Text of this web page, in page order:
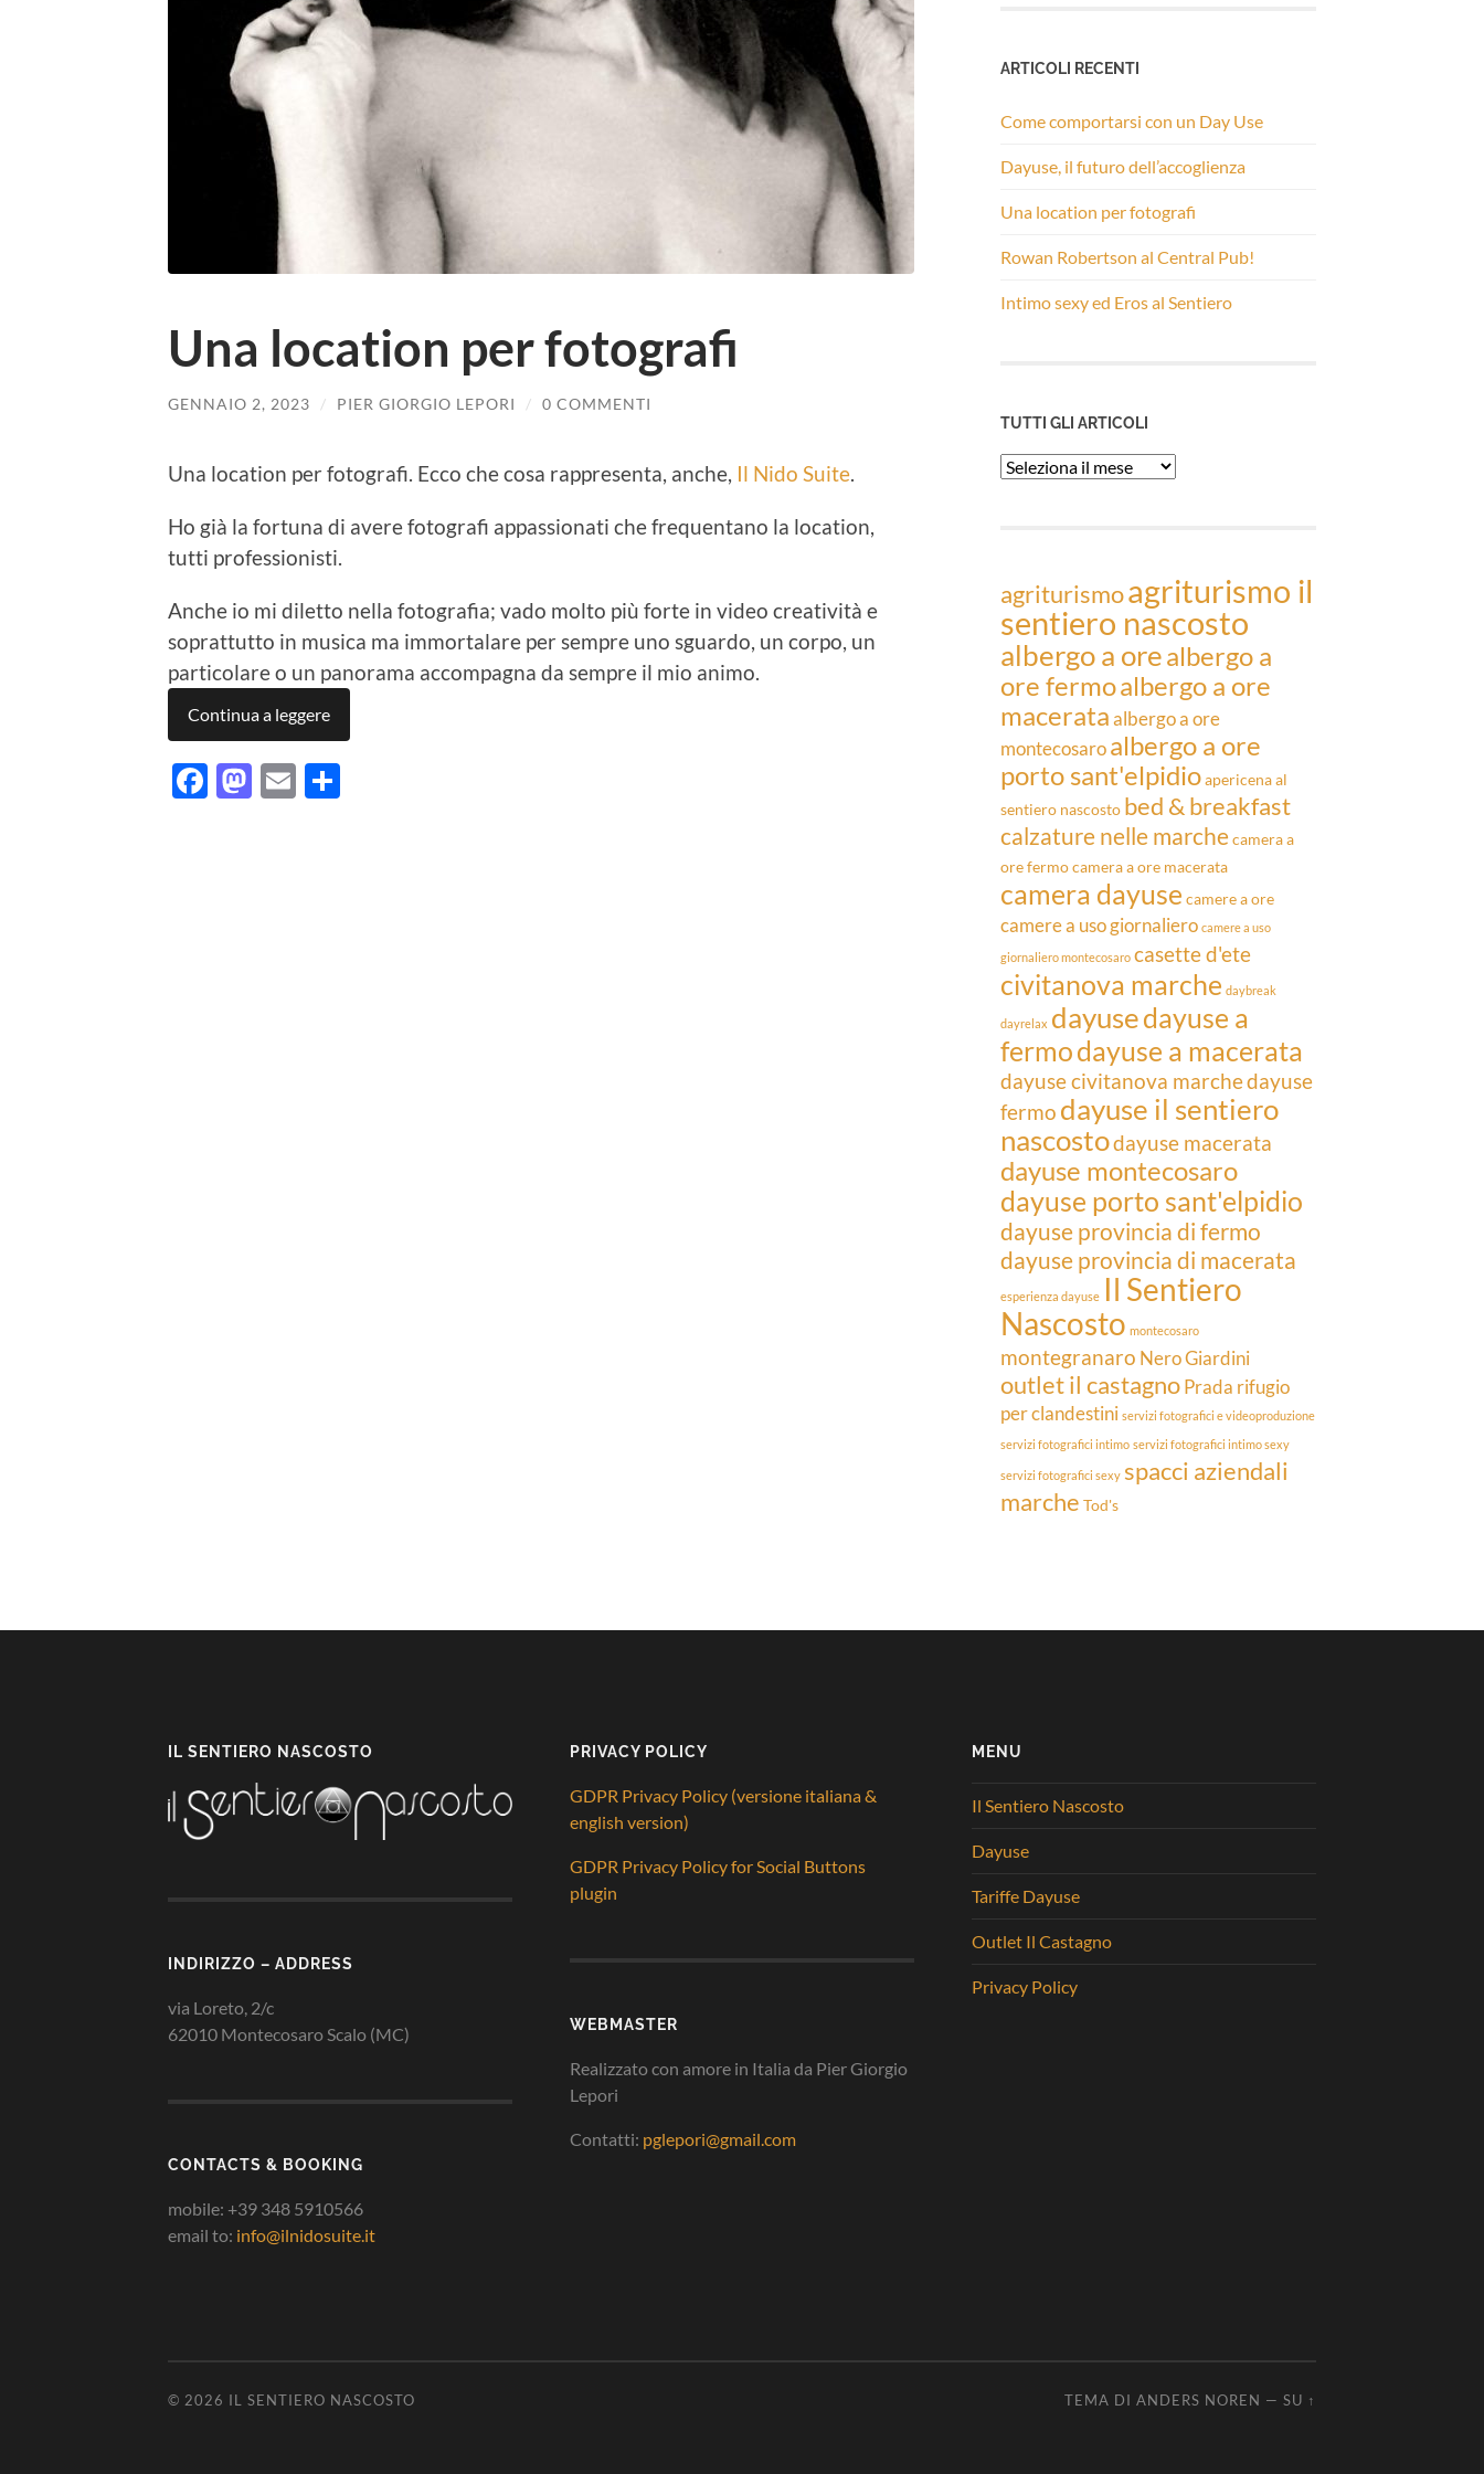
Una location per fotografi
GENNAIO 2, 2023 / PIER GIORGIO LEPORI / 0 COMMENTI
Una location per fotografi. Ecco che cosa rappresenta, anche, Il Nido Suite.
Ho già la fortuna di avere fotografi appassionati che frequentano la location,
tutti professionisti.
Anche io mi diletto nella fotografia; vado molto più forte in video creatività e
soprattutto in musica ma immortalare per sempre uno sguardo, un corpo, un
particolare o un panorama accompagna da sempre il mio animo.
Continua a leggere
Facebook
Mastodon
Email
ARTICOLI RECENTI
Come comportarsi con un Day Use
Dayuse, il futuro dell’accoglienza
Una location per fotografi
Rowan Robertson al Central Pub!
Intimo sexy ed Eros al Sentiero
TUTTI GLI ARTICOLI
Tutti
agriturismoagriturismo il
sentiero nascosto
albergo a orealbergo a
ore fermoalbergo a ore
macerataalbergo a ore
montecosaroalbergo a ore
porto sant'elpidioapericena al
sentiero nascosto bed & breakfast
calzature nelle marchecamera a
ore fermocamera a ore macerata
camera dayuse camere a ore
camere a uso giornaliero camere a uso
giornaliero montecosaro casette d'ete
civitanova marche daybreak
dayrelax dayusedayuse a
fermodayuse a macerata
dayuse civitanova marchedayuse
fermo dayuse il sentiero
nascostodayuse macerata
dayuse montecosaro
dayuse porto sant'elpidio
dayuse provincia di fermo
dayuse provincia di macerata
esperienza dayuse Il Sentiero
Nascosto montecosaro
montegranaro Nero Giardini
outlet il castagnoPrada rifugio
per clandestini servizi fotografici e videoproduzione
servizi fotografici intimo servizi fotografici intimo sexy
servizi fotografici sexy spacci aziendali
marche Tod's
IL SENTIERO NASCOSTO
INDIRIZZO – ADDRESS
via Loreto, 2/c
62010 Montecosaro Scalo (MC)
CONTACTS & BOOKING
mobile: +39 348 5910566
email to: info@ilnidosuite.it
PRIVACY POLICY
GDPR Privacy Policy (versione italiana &
english version)
GDPR Privacy Policy for Social Buttons
plugin
WEBMASTER
Realizzato con amore in Italia da Pier Giorgio
Lepori
Contatti: pglepori@gmail.com
MENU
Il Sentiero Nascosto
Dayuse
Tariffe Dayuse
Outlet Il Castagno
Privacy Policy
© 2026 IL SENTIERO NASCOSTO TEMA DI ANDERS NOREN — SU ↑